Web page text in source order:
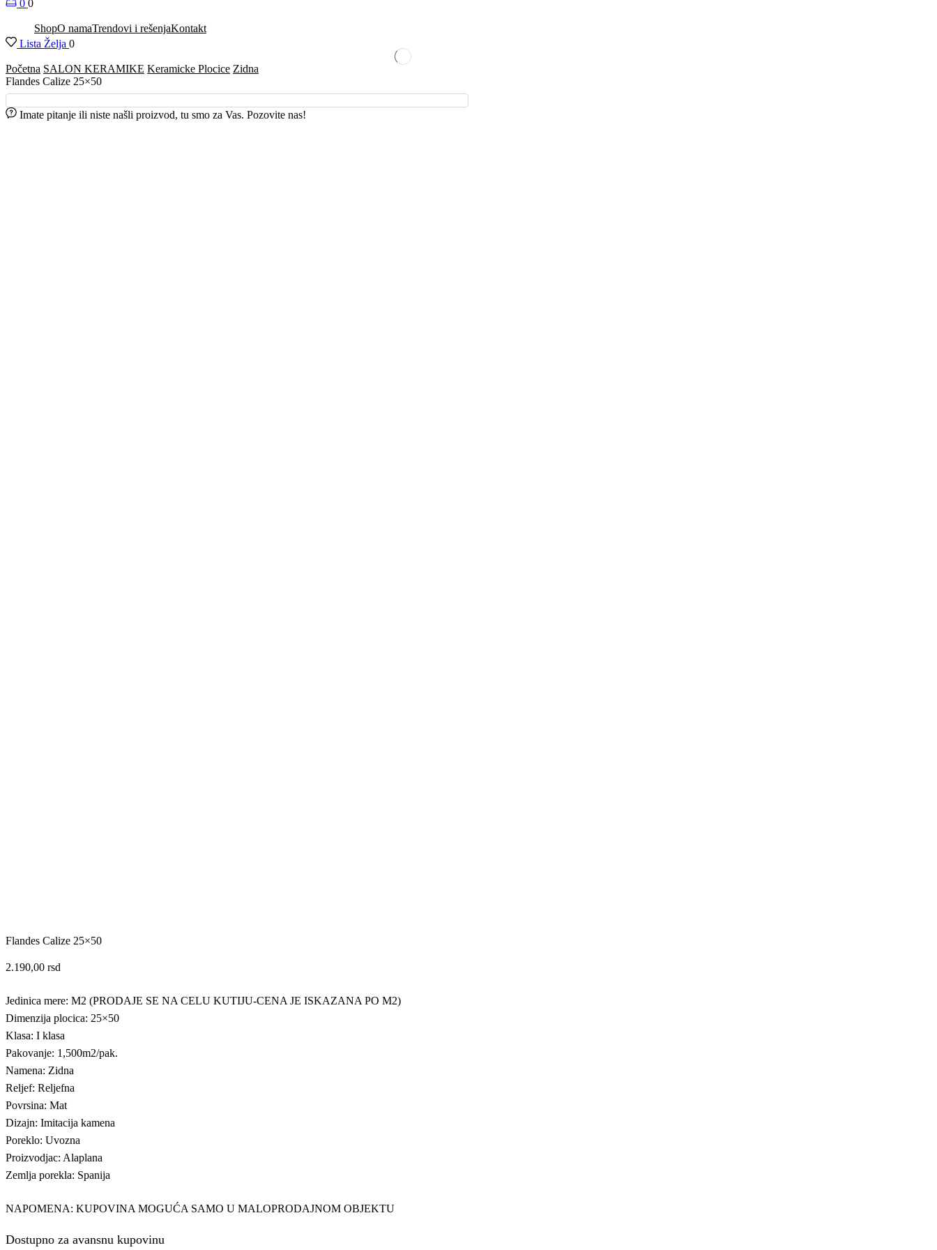
0 0
ShopO namaTrendovi i rešenjaKontakt
Lista Želja 0
Početna SALON KERAMIKE Keramicke Plocice Zidna
Flandes Calize 25×50
Imate pitanje ili niste našli proizvod, tu smo za Vas. Pozovite nas!
Flandes Calize 25×50
2.190,00 rsd
Jedinica mere: M2 (PRODAJE SE NA CELU KUTIJU-CENA JE ISKAZANA PO M2)
Dimenzija plocica: 25×50
Klasa: I klasa
Pakovanje: 1,500m2/pak.
Namena: Zidna
Reljef: Reljefna
Povrsina: Mat
Dizajn: Imitacija kamena
Poreklo: Uvozna
Proizvodjac: Alaplana
Zemlja porekla: Spanija
NAPOMENA: KUPOVINA MOGUĆA SAMO U MALOPRODAJNOM OBJEKTU
Dostupno za avansnu kupovinu